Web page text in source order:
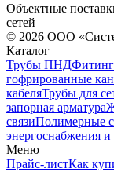
Объектные
сетей
© 2026 ООО
Каталог
Трубы ПНД
гофрированные
кабеляТрубы для
запорная арматура
связиПолимерные
энергоснабжения и
Меню
Прайс-листКак